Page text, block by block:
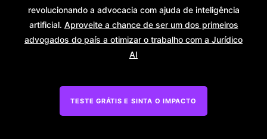
revolucionando a advocacia com ajuda de inteligência
artificial. Aproveite a chance de ser um dos primeiros
advogados do país a otimizar o trabalho com a Jurídico
AI
TESTE GRÁTIS E SINTA O IMPACTO